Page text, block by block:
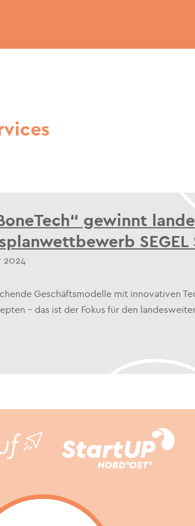
gewinnt
SEGEL
2024
Geschäftsmodelle mit innovativen
– das ist der Fokus für den